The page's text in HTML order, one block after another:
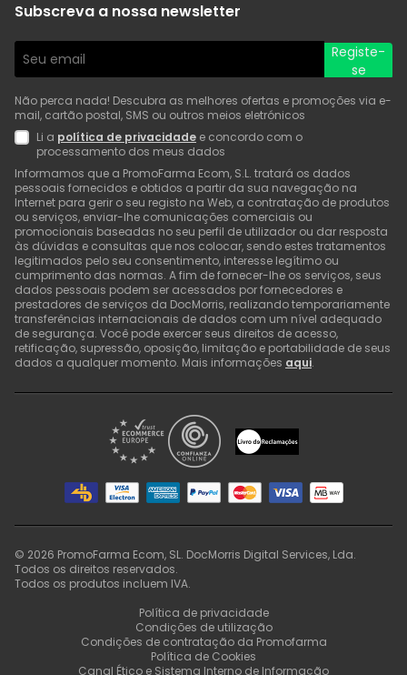
Subscreva a nossa newsletter
Registe-
se
Não perca nada! Descubra as melhores ofertas e promoções via e-
mail, cartão postal, SMS ou outros meios eletrónicos
Li a política de privacidade e concordo com o
processamento dos meus dados
Informamos que a PromoFarma Ecom, S.L. tratará os dados
pessoais fornecidos e obtidos a partir da sua navegação na
Internet para gerir o seu registo na Web, a contratação de produtos
ou serviços, enviar-lhe comunicações comerciais ou
promocionais baseadas no seu perfil de utilizador ou dar resposta
às dúvidas e consultas que nos colocar, sendo estes tratamentos
legitimados pelo seu consentimento, interesse legítimo ou
cumprimento das normas. A fim de fornecer-lhe os serviços, seus
dados pessoais podem ser acessados por fornecedores e
prestadores de serviços da DocMorris, realizando temporariamente
transferências internacionais de dados com um nível adequado
de segurança. Você pode exercer seus direitos de acesso,
retificação, supressão, oposição, limitação e portabilidade de seus
dados a qualquer momento. Mais informações aqui.
© 2026 PromoFarma Ecom, SL. DocMorris Digital Services, Lda.
Todos os direitos reservados.
Todos os produtos incluem IVA.
Política de privacidade
Condições de utilização
Condições de contratação da Promofarma
Política de Cookies
Canal Ético e Sistema Interno de Informação